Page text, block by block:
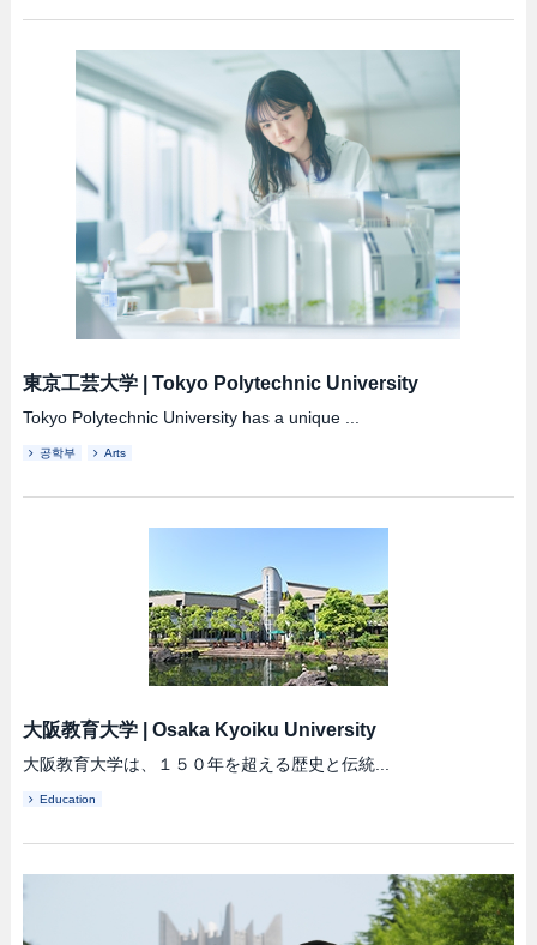
東京工芸大学| Tokyo Polytechnic University
Tokyo Polytechnic University has a unique ...
공학부 Arts
大阪教育大学| Osaka Kyoiku University
大阪教育大学は、１５０年を超える歴史と伝統...
Education